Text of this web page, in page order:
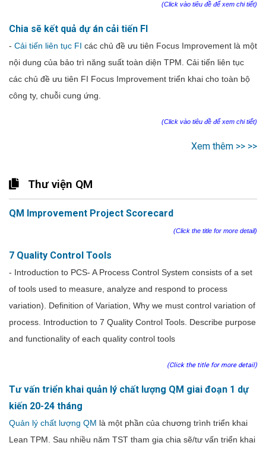
(Click vào tiêu đề để xem chi tiết)
Chia sẽ kết quả dự án cải tiến FI
- Cải tiến liên tục FI các chủ đề ưu tiên Focus Improvement là một
nội dung của bảo trì năng suất toàn diện TPM. Cải tiến liên tục
các chủ đề ưu tiên FI Focus Improvement triển khai cho toàn bộ
công ty, chuỗi cung ứng.
(Click vào tiêu đề để xem chi tiết)
Xem thêm >> >>
Thư viện QM
QM Improvement Project Scorecard
(Click the title for more detail)
7 Quality Control Tools
- Introduction to PCS- A Process Control System consists of a set
of tools used to measure, analyze and respond to process
variation). Definition of Variation, Why we must control variation of
process. Introduction to 7 Quality Control Tools. Describe purpose
and functionality of each quality control tools
(Click the title for more detail)
Tư vấn triển khai quản lý chất lượng QM giai đoạn 1 dự
kiến 20-24 tháng
Quản lý chất lượng QM là một phần của chương trình triển khai
Lean TPM. Sau nhiều năm TST tham gia chia sẽ/tư vấn triển khai